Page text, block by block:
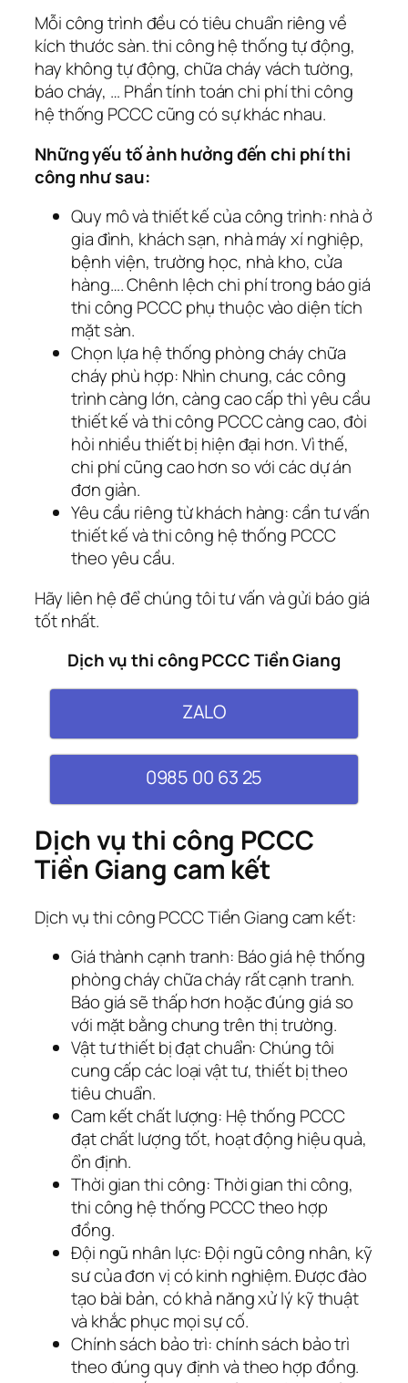
Mỗi công trình đều có tiêu chuẩn riêng về
kích thước sàn. thi công hệ thống tự động,
hay không tự động, chữa cháy vách tường,
báo cháy, … Phần tính toán chi phí thi công
hệ thống PCCC cũng có sự khác nhau.
Những yếu tố ảnh hưởng đến chi phí thi
công như sau:
Quy mô và thiết kế của công trình: nhà ở
gia đình, khách sạn, nhà máy xí nghiệp,
bệnh viện, trường học, nhà kho, cửa
hàng…. Chênh lệch chi phí trong báo giá
thi công PCCC phụ thuộc vào diện tích
mặt sàn.
Chọn lựa hệ thống phòng cháy chữa
cháy phù hợp: Nhìn chung, các công
trình càng lớn, càng cao cấp thì yêu cầu
thiết kế và thi công PCCC càng cao, đòi
hỏi nhiều thiết bị hiện đại hơn. Vì thế,
chi phí cũng cao hơn so với các dự án
đơn giản.
Yêu cầu riêng từ khách hàng: cần tư vấn
thiết kế và thi công hệ thống PCCC
theo yêu cầu.
Hãy liên hệ để chúng tôi tư vấn và gửi báo giá
tốt nhất.
Dịch vụ thi công PCCC Tiền Giang
ZALO
0985 00 63 25
Dịch vụ thi công PCCC
Tiền Giang cam kết
Dịch vụ thi công PCCC Tiền Giang cam kết:
Giá thành cạnh tranh: Báo giá hệ thống
phòng cháy chữa cháy rất cạnh tranh.
Báo giá sẽ thấp hơn hoặc đúng giá so
với mặt bằng chung trên thị trường.
Vật tư thiết bị đạt chuẩn: Chúng tôi
cung cấp các loại vật tư, thiết bị theo
tiêu chuẩn.
Cam kết chất lượng: Hệ thống PCCC
đạt chất lượng tốt, hoạt động hiệu quả,
ổn định.
Thời gian thi công: Thời gian thi công,
thi công hệ thống PCCC theo hợp
đồng.
Đội ngũ nhân lực: Đội ngũ công nhân, kỹ
sư của đơn vị có kinh nghiệm. Được đào
tạo bài bản, có khả năng xử lý kỹ thuật
và khắc phục mọi sự cố.
Chính sách bảo trì: chính sách bảo trì
theo đúng quy định và theo hợp đồng.